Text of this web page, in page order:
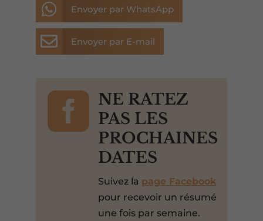
 Envoyer par WhatsApp
 Envoyer par E-mail

NE RATEZ
PAS LES
PROCHAINES
DATES
Suivez la page Facebook
pour recevoir un résumé
une fois par semaine.